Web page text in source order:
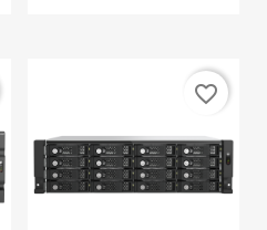
favorite_border